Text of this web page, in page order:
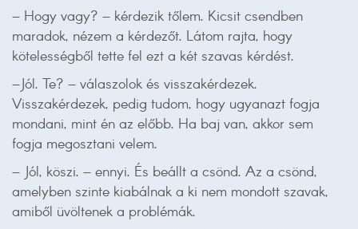
– Hogy vagy? – kérdezik tőlem. Kicsit csendben
maradok, nézem a kérdezőt. Látom rajta, hogy
kötelességből tette fel ezt a két szavas kérdést.
–Jól. Te? – válaszolok és visszakérdezek.
Visszakérdezek, pedig tudom, hogy ugyanazt fogja
mondani, mint én az előbb. Ha baj van, akkor sem
fogja megosztani velem.
– Jól, köszi. – ennyi. És beállt a csönd. Az a csönd,
amelyben szinte kiabálnak a ki nem mondott szavak,
amiből üvöltenek a problémák.